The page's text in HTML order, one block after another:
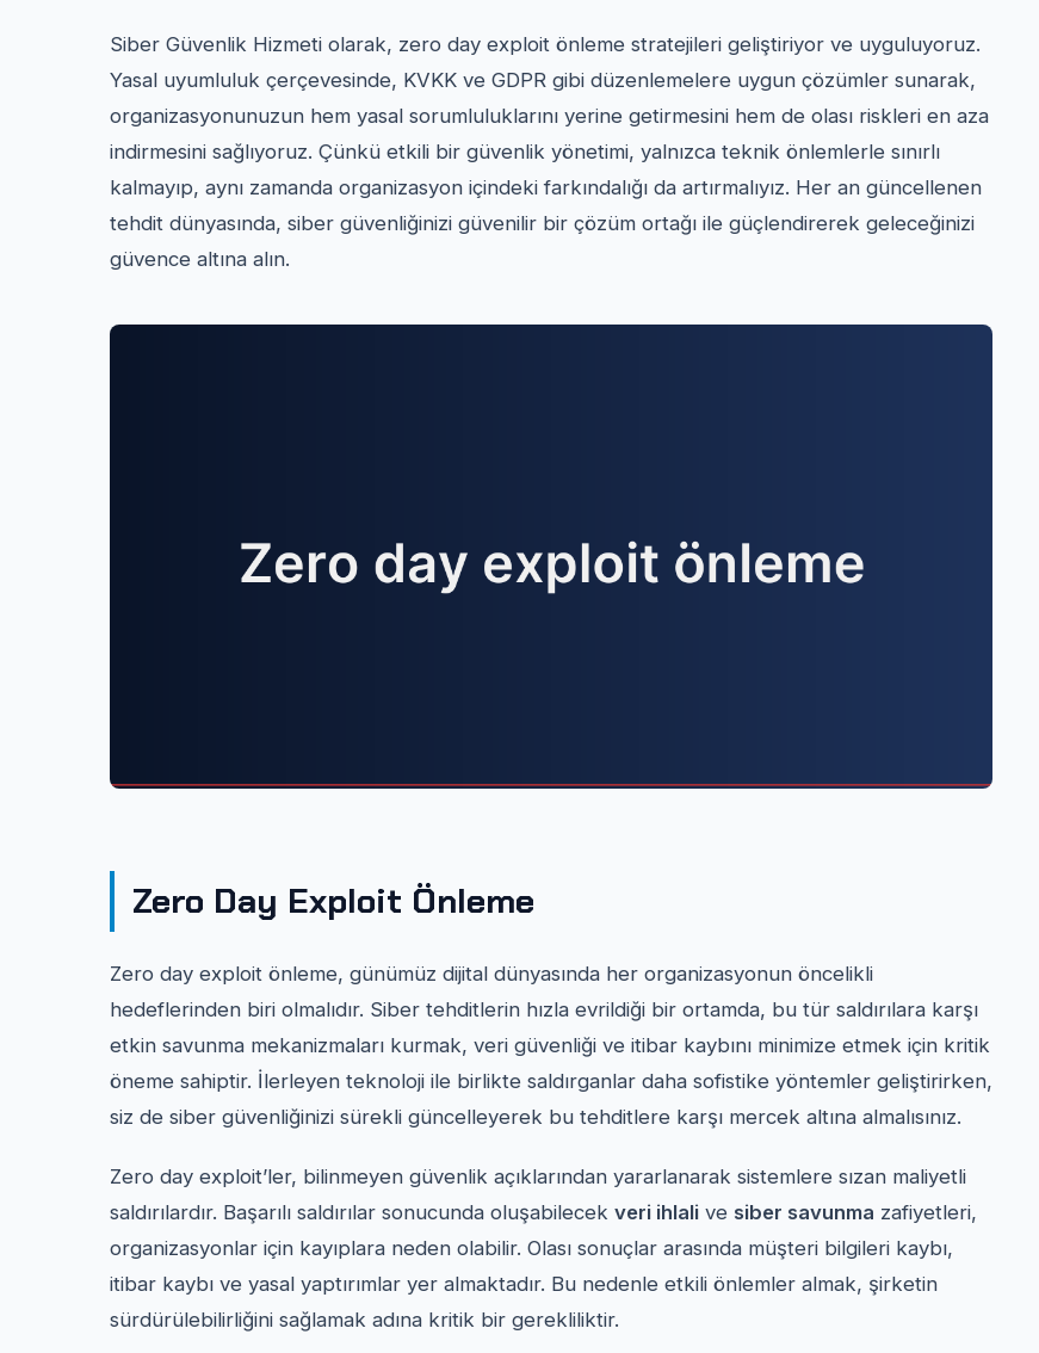
Siber Güvenlik Hizmeti olarak, zero day exploit önleme stratejileri geliştiriyor ve uyguluyoruz.
Yasal uyumluluk çerçevesinde, KVKK ve GDPR gibi düzenlemelere uygun çözümler sunarak,
organizasyonunuzun hem yasal sorumluluklarını yerine getirmesini hem de olası riskleri en aza
indirmesini sağlıyoruz. Çünkü etkili bir güvenlik yönetimi, yalnızca teknik önlemlerle sınırlı
kalmayıp, aynı zamanda organizasyon içindeki farkındalığı da artırmalıyız. Her an güncellenen
tehdit dünyasında, siber güvenliğinizi güvenilir bir çözüm ortağı ile güçlendirerek geleceğinizi
güvence altına alın.
Zero Day Exploit Önleme
Zero day exploit önleme, günümüz dijital dünyasında her organizasyonun öncelikli
hedeflerinden biri olmalıdır. Siber tehditlerin hızla evrildiği bir ortamda, bu tür saldırılara karşı
etkin savunma mekanizmaları kurmak, veri güvenliği ve itibar kaybını minimize etmek için kritik
öneme sahiptir. İlerleyen teknoloji ile birlikte saldırganlar daha sofistike yöntemler geliştirirken,
siz de siber güvenliğinizi sürekli güncelleyerek bu tehditlere karşı mercek altına almalısınız.
Zero day exploit’ler, bilinmeyen güvenlik açıklarından yararlanarak sistemlere sızan maliyetli
saldırılardır. Başarılı saldırılar sonucunda oluşabilecek veri ihlali ve siber savunma zafiyetleri,
organizasyonlar için kayıplara neden olabilir. Olası sonuçlar arasında müşteri bilgileri kaybı,
itibar kaybı ve yasal yaptırımlar yer almaktadır. Bu nedenle etkili önlemler almak, şirketin
sürdürülebilirliğini sağlamak adına kritik bir gerekliliktir.